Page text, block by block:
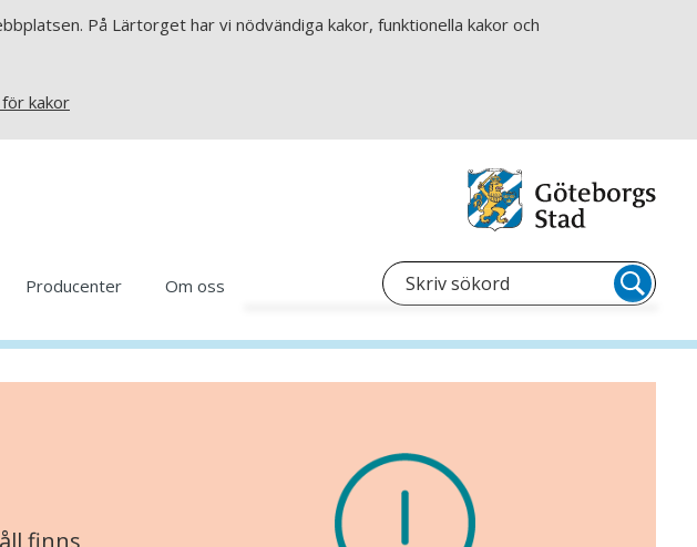
På Lärtorget har vi nödvändiga kakor, funktionella kakor och
kakor
Producenter Om oss
finns